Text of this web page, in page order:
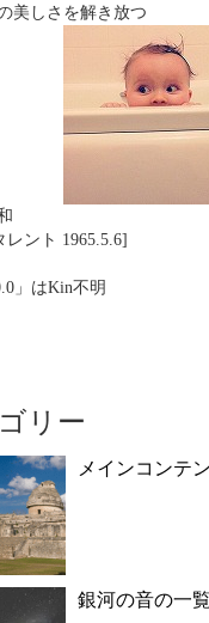
美しさを解き放つ
レント 1965.5.6]
」はKin不明
リー
メインコンテ
銀河の音の一覧